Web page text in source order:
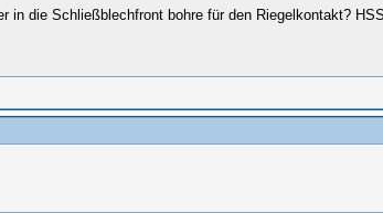
in die Schließblechfront bohre für den Riegelkontakt?